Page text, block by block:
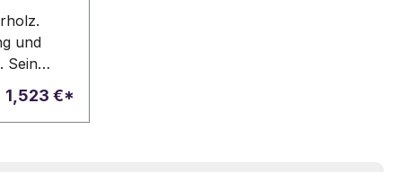
und
Sein
für eine
1,523 €*